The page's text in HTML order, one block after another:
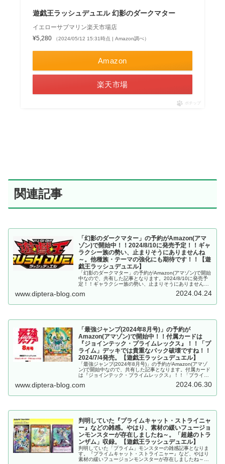
遊戯王ラッシュデュエル 幻影のダークマター
イエローサブマリン楽天市場店
¥5,280
（2024/05/12 15:31時点 | Amazon調べ）
Amazon
楽天市場
ポチップ
関連記事
「幻影のダークマター」の予約がAmazon(アマ
ゾン)で開始中！！2024/8/10に発売予定！！ギャ
ラクシー族の勢い、止まりそうにありませんね
～。他種族・テーマの強化にも期待です！！【遊
戯王ラッシュデュエル】
「幻影のダークマター」の予約がAmazon(アマゾン)で開始
中なので、共有した記事となります。2024/8/10に発売予
定！！ギャラクシー族の勢い、止まりそうにありませんね
シュデュエル】
www.diptera-blog.com 2024.04.24
「最強ジャンプ(2024年8月号)」の予約が
Amazon(アマゾン)で開始中！！付属カードは
『ジョインテック・プライムレックス』！！「プ
ライム」デッキでは貴重なバック破壊ですね！！
2024/7/4発売。【遊戯王ラッシュデュエル】
「最強ジャンプ(2024年8月号)」の予約がAmazon(アマゾ
ン)で開始中なので、共有した記事となります。付属カード
は『ジョインテック・プライムレックス』！！「プライ
売。ラッシュデュエル
www.diptera-blog.com 2024.06.30
判明していた『プライムキャット・ストライニャ
ー』などの雑感。やはり、素材の緩いフュージョ
ンモンスターが存在しましたね～。「超越のトラ
ンザム」収録。【遊戯王ラッシュデュエル】
判明していた「プライム」モンスターの雑感記事となりま
す。『プライムキャット・ストライニャー』など、やはり
素材の緩いフュージョンモンスターが存在しましたね～。